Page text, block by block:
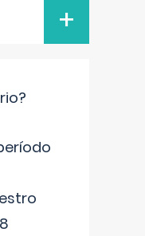
+